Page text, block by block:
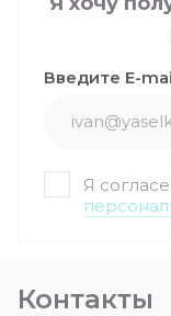
Контакты
Я
Введите E-